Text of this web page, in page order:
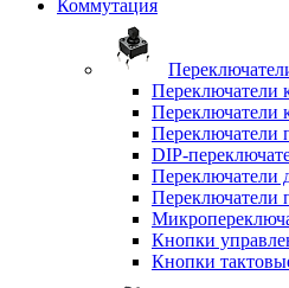
Коммутация
Переключатели
Переключатели
Переключатели
DIP-
Переключатели
Переключатели
Кнопки
Кнопки